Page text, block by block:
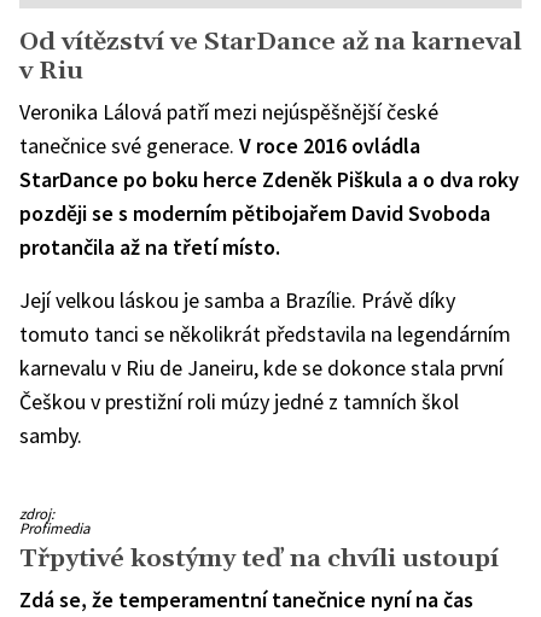
Od vítězství ve StarDance až na karneval
v Riu
Veronika Lálová patří mezi nejúspěšnější české
tanečnice své generace. V roce 2016 ovládla
StarDance po boku herce Zdeněk Piškula a o dva roky
později se s moderním pětibojařem David Svoboda
protančila až na třetí místo.
Její velkou láskou je samba a Brazílie. Právě díky
tomuto tanci se několikrát představila na legendárním
karnevalu v Riu de Janeiru, kde se dokonce stala první
Češkou v prestižní roli múzy jedné z tamních škol
samby.
Veronika
Lálová
zdroj:
Profimedia
Třpytivé kostýmy teď na chvíli ustoupí
Zdá se, že temperamentní tanečnice nyní na čas